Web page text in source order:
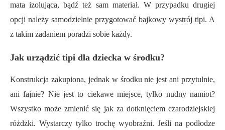
mata izolująca, bądź też sam materiał. W przypadku drugiej
opcji należy samodzielnie przygotować bajkowy wystrój tipi. A
z takim zadaniem poradzi sobie każdy.
Jak urządzić tipi dla dziecka w środku?
Konstrukcja zakupiona, jednak w środku nie jest ani przytulnie,
ani fajnie? Nie jest to ciekawe miejsce, tylko nudny namiot?
Wszystko może zmienić się jak za dotknięciem czarodziejskiej
różdżki. Wystarczy tylko trochę wyobraźni. Jeśli na podłodze